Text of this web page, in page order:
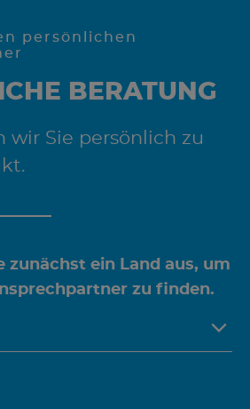
persönlichen
BERATUNG
wir Sie persönlich zu
zunächst ein Land aus, um
zu finden.